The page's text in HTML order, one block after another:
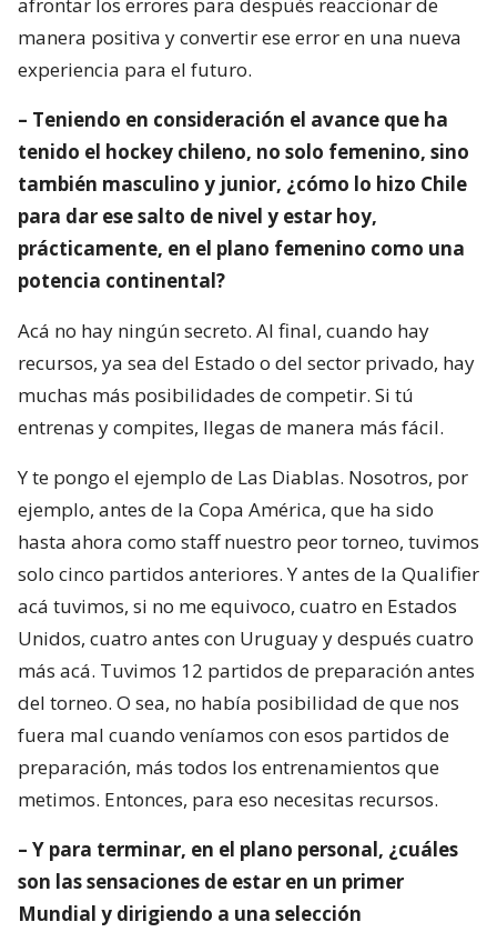
manera positiva y convertir ese error en una nueva
experiencia para el futuro.
– Teniendo en consideración el avance que ha
tenido el hockey chileno, no solo femenino, sino
también masculino y junior, ¿cómo lo hizo Chile
para dar ese salto de nivel y estar hoy,
prácticamente, en el plano femenino como una
potencia continental?
Acá no hay ningún secreto. Al final, cuando hay
recursos, ya sea del Estado o del sector privado, hay
muchas más posibilidades de competir. Si tú
entrenas y compites, llegas de manera más fácil.
Y te pongo el ejemplo de Las Diablas. Nosotros, por
ejemplo, antes de la Copa América, que ha sido
hasta ahora como staff nuestro peor torneo, tuvimos
solo cinco partidos anteriores. Y antes de la Qualifier
acá tuvimos, si no me equivoco, cuatro en Estados
Unidos, cuatro antes con Uruguay y después cuatro
más acá. Tuvimos 12 partidos de preparación antes
del torneo. O sea, no había posibilidad de que nos
fuera mal cuando veníamos con esos partidos de
preparación, más todos los entrenamientos que
metimos. Entonces, para eso necesitas recursos.
– Y para terminar, en el plano personal, ¿cuáles
son las sensaciones de estar en un primer
Mundial y dirigiendo a una selección